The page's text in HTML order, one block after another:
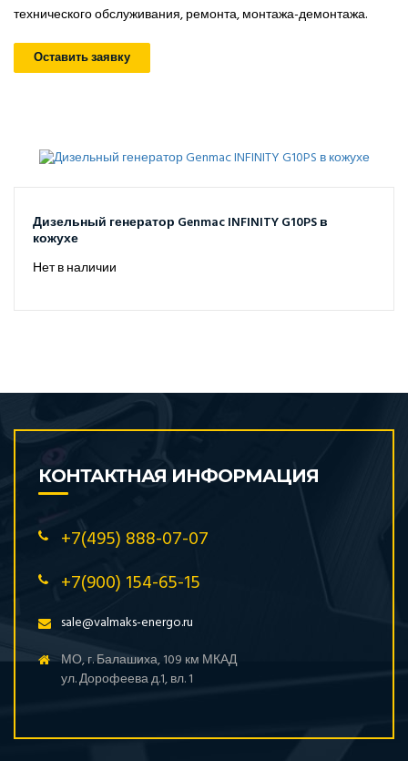
технического обслуживания, ремонта, монтажа-демонтажа.
Оставить заявку
Дизельный генератор Genmac INFINITY G10PS в
кожухе
Нет в наличии
КОНТАКТНАЯ ИНФОРМАЦИЯ
+7(495) 888-07-07
+7(900) 154-65-15
sale@valmaks-energo.ru
МО, г. Балашиха, 109 км МКАД
ул. Дорофеева д.1, вл. 1